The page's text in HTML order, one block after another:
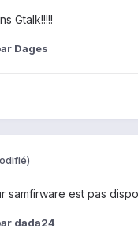
Gtalk!!!!!
Dages
est pas
dada24